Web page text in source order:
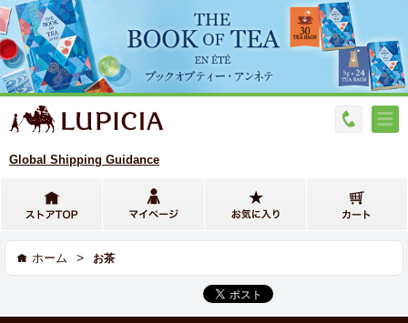
Global Shipping Guidance
ホーム > お茶